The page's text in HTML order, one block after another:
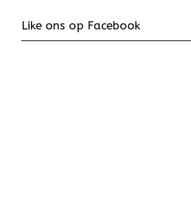
Like ons op Facebook